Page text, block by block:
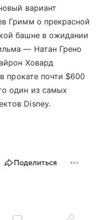
вариант
Гримм о прекрасной
башне в ожидании
— Натан Грено
Ховард
прокате почти $600
один из самых
Disney.
Поделиться